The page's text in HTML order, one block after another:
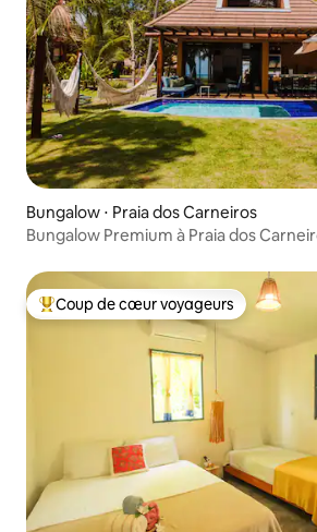
Bungalow ⋅ Praia dos Carneiros
Bungalow Premium à Praia dos
Coups de cœur voyageurs les plus
Coup de cœur voyageurs